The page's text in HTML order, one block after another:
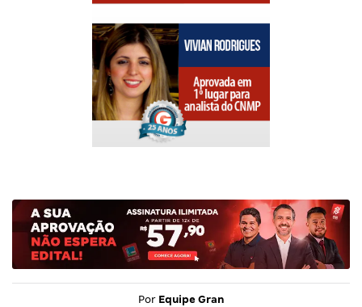
Por Equipe Gran